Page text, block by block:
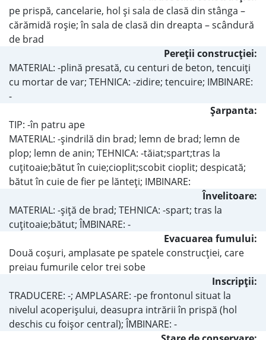
pe prispă, cancelarie, hol şi sala de clasă din stânga –
cărămidă roşie; în sala de clasă din dreapta – scândură
de brad
Pereţii construcţiei:
MATERIAL: -plină presată, cu centuri de beton, tencuiţi
cu mortar de var; TEHNICA: -zidire; tencuire; IMBINARE:
-
Şarpanta:
TIP: -în patru ape
MATERIAL: -şindrilă din brad; lemn de brad; lemn de
plop; lemn de anin; TEHNICA: -tăiat;spart;tras la
cuţitoaie;bătut în cuie;cioplit;scobit cioplit; despicată;
bătut în cuie de fier pe lănteţi; IMBINARE:
Învelitoare:
MATERIAL: -şiţă de brad; TEHNICA: -spart; tras la
cuţitoaie;bătut; ÎMBINARE: -
Evacuarea fumului:
Două coşuri, amplasate pe spatele construcţiei, care
preiau fumurile celor trei sobe
Inscripţii:
TRADUCERE: -; AMPLASARE: -pe frontonul situat la
nivelul acoperişului, deasupra intrării în prispă (hol
deschis cu foişor central); ÎMBINARE: -